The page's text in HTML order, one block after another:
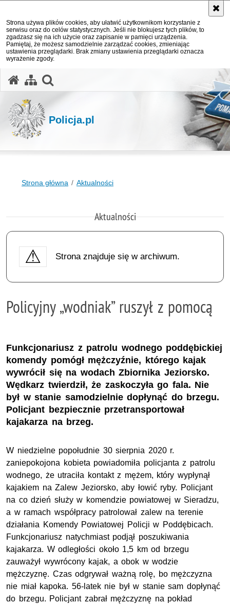
Strona używa plików cookies, aby ułatwić użytkownikom korzystanie z
serwisu oraz do celów statystycznych. Jeśli nie blokujesz tych plików, to
zgadzasz się na ich użycie oraz zapisanie w pamięci urządzenia.
Pamiętaj, że możesz samodzielnie zarządzać cookies, zmieniając
ustawienia przeglądarki. Brak zmiany ustawienia przeglądarki oznacza
wyrażenie zgody.
Policja.pl
Strona główna Aktualności
Aktualności
Strona znajduje się w archiwum.
Policyjny „wodniak” ruszył z pomocą
Funkcjonariusz z patrolu wodnego poddębickiej
komendy pomógł mężczyźnie, którego kajak
wywrócił się na wodach Zbiornika Jeziorsko.
Wędkarz twierdził, że zaskoczyła go fala. Nie
był w stanie samodzielnie dopłynąć do brzegu.
Policjant bezpiecznie przetransportował
kajakarza na brzeg.
W niedzielne popołudnie 30 sierpnia 2020 r.
zaniepokojona kobieta powiadomiła policjanta z patrolu
wodnego, że utraciła kontakt z mężem, który wypłynął
kajakiem na Zalew Jeziorsko, aby łowić ryby. Policjant
na co dzień służy w komendzie powiatowej w Sieradzu,
a w ramach współpracy patrolował zalew na terenie
działania Komendy Powiatowej Policji w Poddębicach.
Funkcjonariusz natychmiast podjął poszukiwania
kajakarza. W odległości około 1,5 km od brzegu
zauważył wywrócony kajak, a obok w wodzie
mężczyznę. Czas odgrywał ważną rolę, bo mężczyzna
nie miał kapoka. 56-latek nie był w stanie sam dopłynąć
do brzegu. Policjant zabrał mężczyznę na pokład